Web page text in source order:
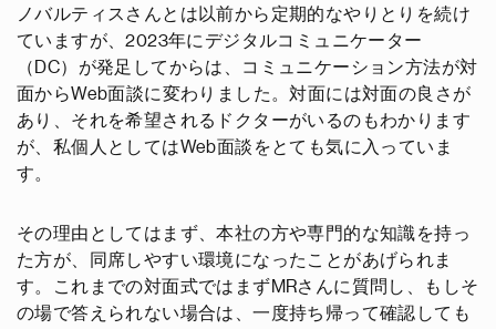
ノバルティスさんとは以前から定期的なやりとりを続け
ていますが、2023年にデジタルコミュニケーター
（DC）が発足してからは、コミュニケーション方法が対
面からWeb面談に変わりました。対面には対面の良さが
あり、それを希望されるドクターがいるのもわかります
が、私個人としてはWeb面談をとても気に入っていま
す。
その理由としてはまず、本社の方や専門的な知識を持っ
た方が、同席しやすい環境になったことがあげられま
す。これまでの対面式ではまずMRさんに質問し、もしそ
の場で答えられない場合は、一度持ち帰って確認しても